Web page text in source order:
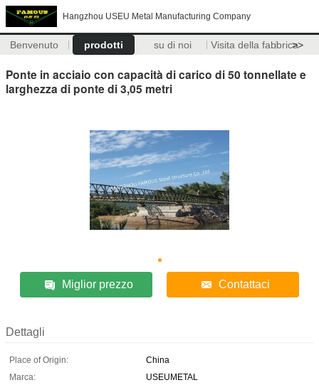
Hangzhou USEU Metal Manufacturing Company
Benvenuto prodotti su di noi Visita della fabbrica>>
Ponte in acciaio con capacità di carico di 50 tonnellate e
larghezza di ponte di 3,05 metri
Miglior prezzo Contattaci
Dettagli
Place of Origin:
China
Marca:
USEUMETAL